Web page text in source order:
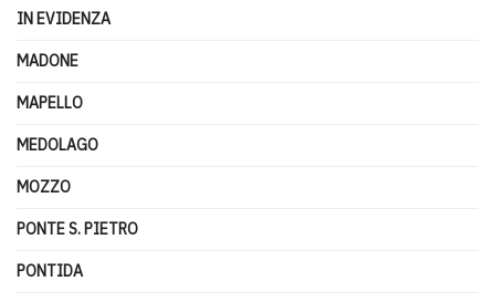
IN EVIDENZA
MADONE
MAPELLO
MEDOLAGO
MOZZO
PONTE S. PIETRO
PONTIDA